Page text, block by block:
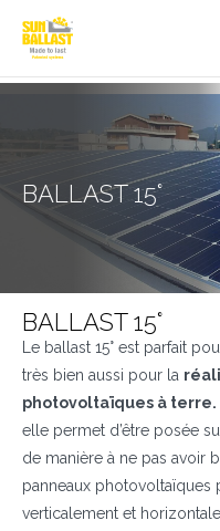
BALLAST 15°
BALLAST 15°
Le ballast 15° est parfait
très bien aussi pour la
photovoltaïques à terre.
elle permet d’être posée
de manière à ne pas avoir
panneaux photovoltaïques
verticalement et